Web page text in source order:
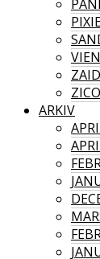
ZICO
ARKIV